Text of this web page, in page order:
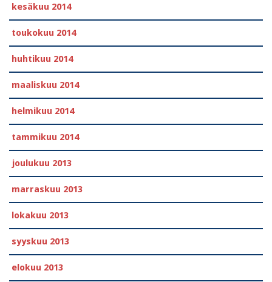
kesäkuu 2014
toukokuu 2014
huhtikuu 2014
maaliskuu 2014
helmikuu 2014
tammikuu 2014
joulukuu 2013
marraskuu 2013
lokakuu 2013
syyskuu 2013
elokuu 2013